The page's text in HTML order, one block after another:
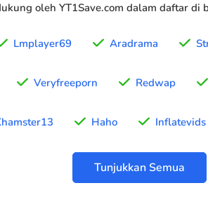
oleh YT1Save.com dalam daftar di
Lmplayer69 Aradrama
Veryfreeporn Redwap
Haho Inflatevids
Tunjukkan Semua